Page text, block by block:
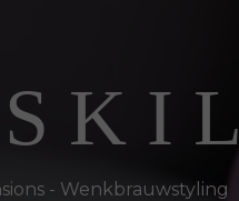
K I
- Wenkbrauwstyling